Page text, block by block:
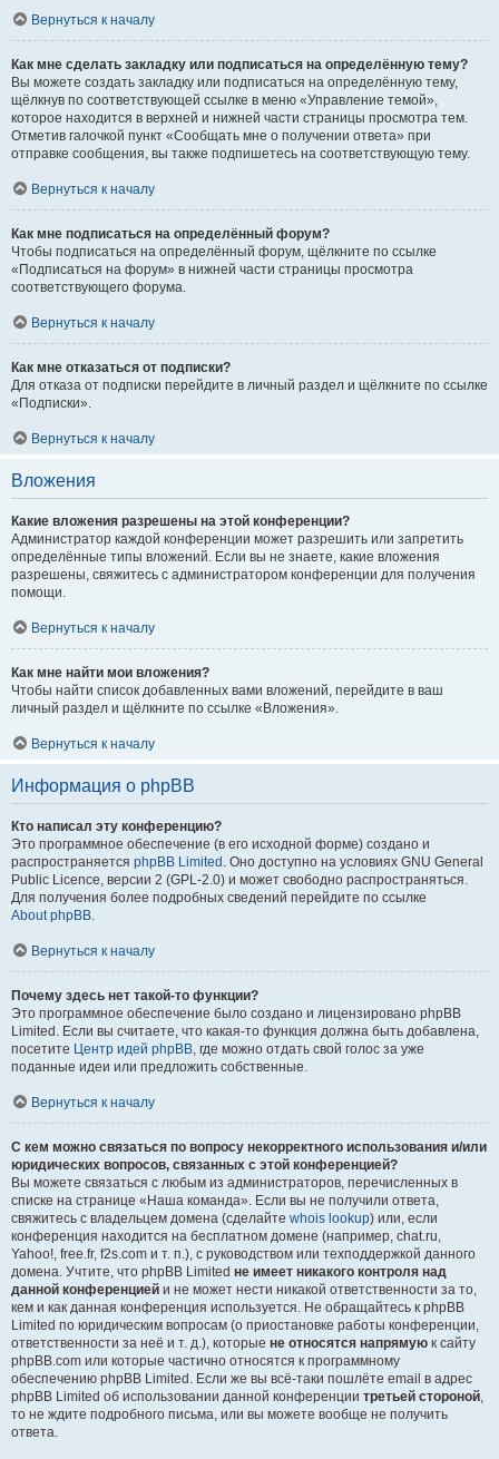
Вернуться к началу
Как мне сделать закладку или подписаться на определённую тему?
Вы можете создать закладку или подписаться на определённую тему,
щёлкнув по соответствующей ссылке в меню «Управление темой»,
которое находится в верхней и нижней части страницы просмотра тем.
Отметив галочкой пункт «Сообщать мне о получении ответа» при
отправке сообщения, вы также подпишетесь на соответствующую тему.
Вернуться к началу
Как мне подписаться на определённый форум?
Чтобы подписаться на определённый форум, щёлкните по ссылке
«Подписаться на форум» в нижней части страницы просмотра
соответствующего форума.
Вернуться к началу
Как мне отказаться от подписки?
Для отказа от подписки перейдите в личный раздел и щёлкните по ссылке
«Подписки».
Вернуться к началу
Вложения
Какие вложения разрешены на этой конференции?
Администратор каждой конференции может разрешить или запретить
определённые типы вложений. Если вы не знаете, какие вложения
разрешены, свяжитесь с администратором конференции для получения
помощи.
Вернуться к началу
Как мне найти мои вложения?
Чтобы найти список добавленных вами вложений, перейдите в ваш
личный раздел и щёлкните по ссылке «Вложения».
Вернуться к началу
Информация о phpBB
Кто написал эту конференцию?
Это программное обеспечение (в его исходной форме) создано и
распространяется phpBB Limited . Оно доступно на условиях GNU General
Public Licence, версии 2 (GPL-2.0) и может свободно распространяться.
Для получения более подробных сведений перейдите по ссылке
About phpBB.
Вернуться к началу
Почему здесь нет такой-то функции?
Это программное обеспечение было создано и лицензировано phpBB
Limited. Если вы считаете, что какая-то функция должна быть добавлена,
посетите Центр идей phpBB, где можно отдать свой голос за уже
поданные идеи или предложить собственные.
Вернуться к началу
С кем можно связаться по вопросу некорректного использования и/или
юридических вопросов, связанных с этой конференцией?
Вы можете связаться с любым из администраторов, перечисленных в
списке на странице «Наша команда». Если вы не получили ответа,
свяжитесь с владельцем домена (сделайте whois lookup) или, если
конференция находится на бесплатном домене (например, chat.ru,
Yahoo!, free.fr, f2s.com и т. п.), с руководством или техподдержкой данного
домена. Учтите, что phpBB Limited не имеет никакого контроля над
данной конференцией и не может нести никакой ответственности за то,
кем и как данная конференция используется. Не обращайтесь к phpBB
Limited по юридическим вопросам (о приостановке работы конференции,
ответственности за неё и т. д.), которые не относятся напрямую к сайту
phpBB.com или которые частично относятся к программному
обеспечению phpBB Limited. Если же вы всё-таки пошлёте email в адрес
phpBB Limited об использовании данной конференции третьей стороной,
то не ждите подробного письма, или вы можете вообще не получить
ответа.